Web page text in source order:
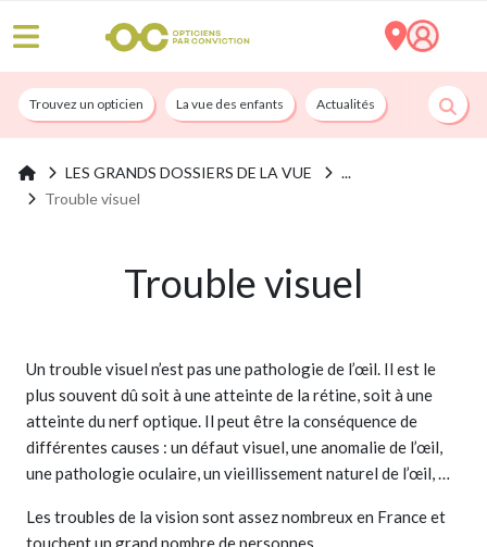
Trouvez un opticien La vue des enfants Actualités Nos services
LES GRANDS DOSSIERS DE LA VUE
Trouble visuel
Trouble visuel
Un trouble visuel n’est pas une pathologie de l’œil. Il est le
plus souvent dû soit à une atteinte de la rétine, soit à une
atteinte du nerf optique. Il peut être la conséquence de
différentes causes : un défaut visuel, une anomalie de l’œil,
une pathologie oculaire, un vieillissement naturel de l’œil, …
Les troubles de la vision sont assez nombreux en France et
touchent un grand nombre de personnes.